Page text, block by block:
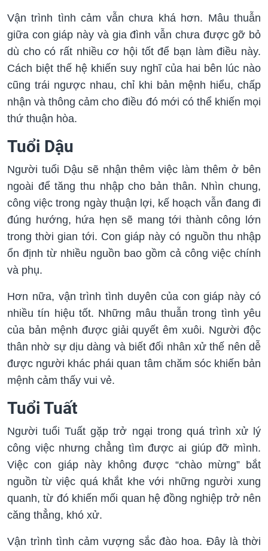
Vận trình tình cảm vẫn chưa khá hơn. Mâu thuẫn
giữa con giáp này và gia đình vẫn chưa được gỡ bỏ
dù cho có rất nhiều cơ hội tốt để bạn làm điều này.
Cách biệt thế hệ khiến suy nghĩ của hai bên lúc nào
cũng trái ngược nhau, chỉ khi bản mệnh hiểu, chấp
nhận và thông cảm cho điều đó mới có thể khiến mọi
thứ thuận hòa.
Tuổi Dậu
Người tuổi Dậu sẽ nhận thêm việc làm thêm ở bên
ngoài để tăng thu nhập cho bản thân. Nhìn chung,
công việc trong ngày thuận lợi, kế hoạch vẫn đang đi
đúng hướng, hứa hẹn sẽ mang tới thành công lớn
trong thời gian tới. Con giáp này có nguồn thu nhập
ổn định từ nhiều nguồn bao gồm cả công việc chính
và phụ.
Hơn nữa, vận trình tình duyên của con giáp này có
nhiều tín hiệu tốt. Những mâu thuẫn trong tình yêu
của bản mệnh được giải quyết êm xuôi. Người độc
thân nhờ sự dịu dàng và biết đối nhân xử thế nên dễ
được người khác phái quan tâm chăm sóc khiến bản
mệnh cảm thấy vui vẻ.
Tuổi Tuất
Người tuổi Tuất gặp trở ngại trong quá trình xử lý
công việc nhưng chẳng tìm được ai giúp đỡ mình.
Việc con giáp này không được “chào mừng” bắt
nguồn từ việc quá khắt khe với những người xung
quanh, từ đó khiến mối quan hệ đồng nghiệp trở nên
căng thẳng, khó xử.
Vận trình tình cảm vượng sắc đào hoa. Đây là thời